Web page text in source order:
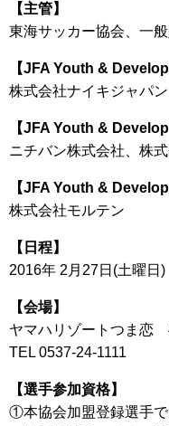
【主管】
東海サッカー協会、一
【JFA Youth &
株式会社ナイキジャパン
【JFA Youth &
ニチバン株式会社、株
【JFA Youth &
株式会社モルテン
【日程】
2016年 2月27日(土曜
【会場】
ヤマハリゾートつま恋
TEL 0537-24-1111
【選手参加資格】
①本協会加盟登録選手で